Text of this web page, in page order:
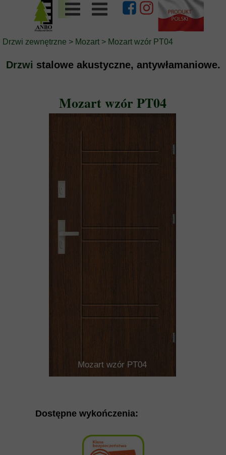
Drzwi zewnętrzne > Mozart > Mozart wzór PT04
Dostępne wykończenia:
Drzwi stalowe akustyczne, antywłamaniowe.
Mozart wzór PT04
Mozart wzór PT04